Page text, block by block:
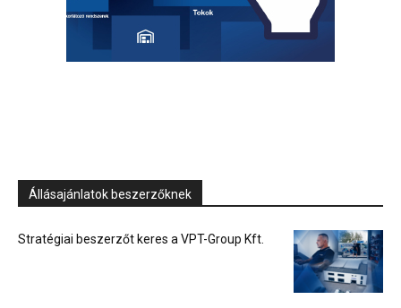
Állásajánlatok beszerzőknek
Stratégiai beszerzőt keres a VPT-Group Kft.